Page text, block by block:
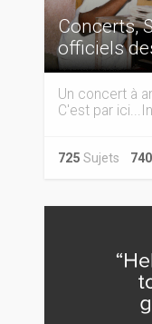
Concerts,
officiels
Un concert à
C'est par
725Sujets